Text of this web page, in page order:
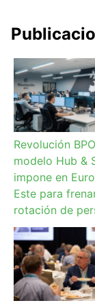
Revolución
modelo Hub &
impone en
Este para
rotación de